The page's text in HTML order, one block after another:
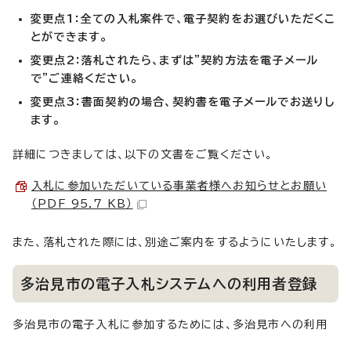
変更点1：全ての入札案件で、電子契約をお選びいただくこ
とができます。
変更点2：落札されたら、まずは”契約方法を電子メール
で”ご連絡ください。
変更点3：書面契約の場合、契約書を電子メールでお送りし
ます。
詳細につきましては、以下の文書をご覧ください。
入札に参加いただいている事業者様へお知らせとお願い
（PDF 95.7 KB）
また、落札された際には、別途ご案内をするようにいたします。
多治見市の電子入札システムへの利用者登録
多治見市の電子入札に参加するためには、多治見市への利用